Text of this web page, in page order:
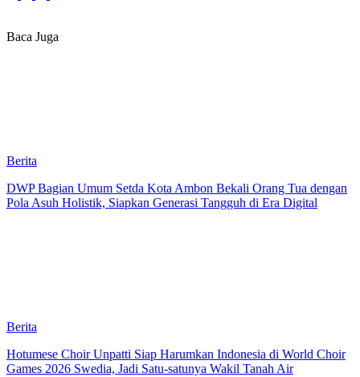
Baca Juga
Berita
DWP Bagian Umum Setda Kota Ambon Bekali Orang Tua dengan
Pola Asuh Holistik, Siapkan Generasi Tangguh di Era Digital
Berita
Hotumese Choir Unpatti Siap Harumkan Indonesia di World Choir
Games 2026 Swedia, Jadi Satu-satunya Wakil Tanah Air